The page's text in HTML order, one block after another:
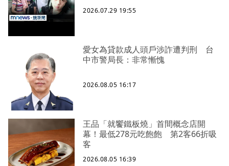
2026.07.29 19:55
愛女為貸款成人頭戶涉詐遭判刑 台
中市警局長：非常慚愧
2026.08.05 16:17
王品「就饗鐵板燒」首間概念店開
幕！最低278元吃飽飽 第2客66折吸
客
2026.08.05 16:39